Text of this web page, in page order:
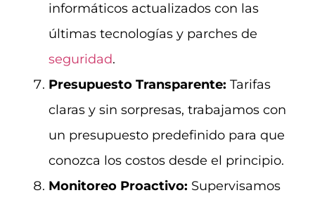
informáticos actualizados con las
últimas tecnologías y parches de
seguridad.
Presupuesto Transparente: Tarifas
claras y sin sorpresas, trabajamos con
un presupuesto predefinido para que
conozca los costos desde el principio.
Monitoreo Proactivo: Supervisamos